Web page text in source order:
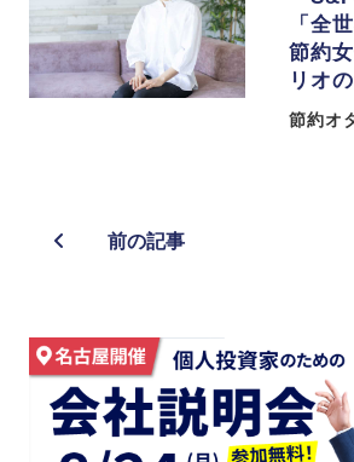
「全
節約
リオ
節約オ
前の記事